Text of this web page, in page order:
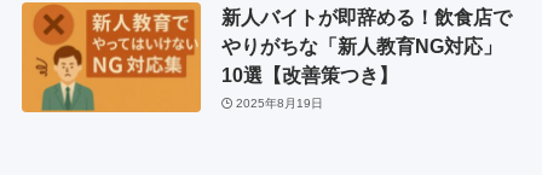
新人バイトが即辞める！飲食店で
やりがちな「新人教育NG対応」
10選【改善策つき】
2025年8月19日